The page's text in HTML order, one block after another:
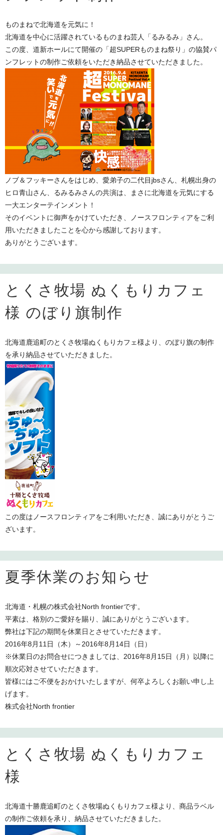
ものまねで北海道を元気に！
北海道を中心に活躍されているものまね芸人「るみるみ」さん。
この度、道新ホールにて開催の「超SUPERものまね祭り」の協賛パ
ンフレットの制作ご依頼をいただき納品させていただきました。
ノブ＆フッキーさんをはじめ、愛弟子の二代目jbsさん、札幌出身の
ヒロ青山さん、るみるみさんの共演は、まさに北海道を元気にする
一大エンターテインメント！
そのイベントに御声をかけていただき、ノースフロンティアをご利
用いただきましたことを心から感謝しております。
ありがとうございます。
とくさ牧場 ぬくもりカフェ
様 のぼり旗制作
北海道鹿追町のとくさ牧場ぬくもりカフェ様より、のぼり旗の制作
を承り納品させていただきました。
この度はノースフロンティアをご利用いただき、誠にありがとうご
ざいます。
夏季休業のお知らせ
北海道・札幌の株式会社North frontierです。
平素は、格別のご愛好を賜り、誠にありがとうございます。
弊社は下記の期間を休業日とさせていただきます。
2016年8月11日（木）～2016年8月14日（日）
※休業日のお問合せにつきましては、2016年8月15日（月）以降に
順次応対させていただきます。
皆様にはご不便をおかけいたしますが、何卒よろしくお願い申し上
げます。
株式会社North frontier
とくさ牧場 ぬくもりカフェ
様
北海道十勝鹿追町のとくさ牧場ぬくもりカフェ様より、商品ラベル
の制作ご依頼を承り、納品させていただきました。